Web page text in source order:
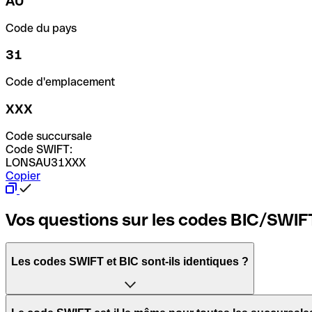
Code du pays
31
Code d'emplacement
XXX
Code succursale
Code SWIFT:
LONSAU31XXX
Copier
Vos questions sur les codes BIC/
Les codes SWIFT et BIC sont-ils identiques ?